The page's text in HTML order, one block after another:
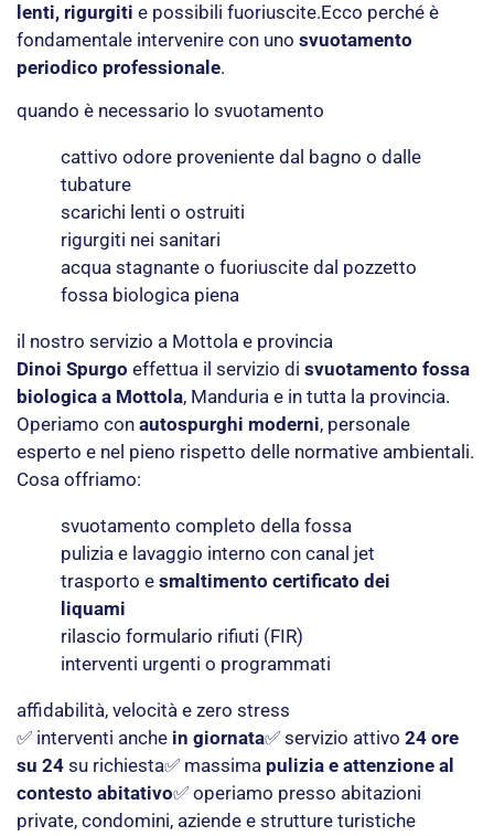
lenti, rigurgiti e possibili fuoriuscite.Ecco perché è
fondamentale intervenire con uno svuotamento
periodico professionale.
quando è necessario lo svuotamento
cattivo odore proveniente dal bagno o dalle
tubature
scarichi lenti o ostruiti
rigurgiti nei sanitari
acqua stagnante o fuoriuscite dal pozzetto
fossa biologica piena
il nostro servizio a Mottola e provincia
Dinoi Spurgo effettua il servizio di svuotamento fossa
biologica a Mottola, Manduria e in tutta la provincia.
Operiamo con autospurghi moderni, personale
esperto e nel pieno rispetto delle normative ambientali.
Cosa offriamo:
svuotamento completo della fossa
pulizia e lavaggio interno con canal jet
trasporto e smaltimento certificato dei
liquami
rilascio formulario rifiuti (FIR)
interventi urgenti o programmati
affidabilità, velocità e zero stress
✅ interventi anche in giornata✅ servizio attivo 24 ore
su 24 su richiesta✅ massima pulizia e attenzione al
contesto abitativo✅ operiamo presso abitazioni
private, condomini, aziende e strutture turistiche